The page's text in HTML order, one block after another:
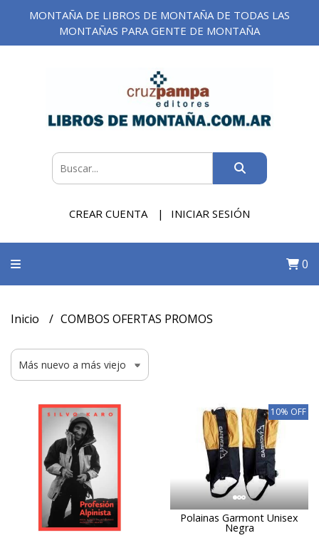
MONTAÑA DE LIBROS DE MONTAÑA DE TODAS LAS
MONTAÑAS PARA GENTE DE MONTAÑA
CREAR CUENTA INICIAR SESIÓN
0
Inicio COMBOS OFERTAS PROMOS
10% OFF
Polainas Garmont Unisex
Negra